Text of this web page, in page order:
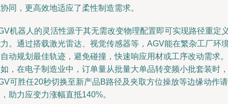
同，更高效地适应了柔性制造需求。
机器人的灵活性源于其无需改变物理配置即可实现路径重定
。通过搭载激光雷达、视觉传感器等，AGV能在繁杂工厂环
动规划最佳轨迹，避免碰撞，快速响应用材或工序改动需求。
，在电子制造业中，订单量从批量大单品转变频小批套装时，
可胜任20秒切换至新产品B路径及夹取方位操放等边缘动作请
助力应变力涨幅直抵140%。